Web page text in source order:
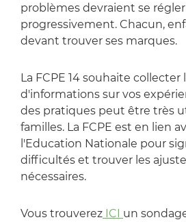
problèmes devraient se
progressivement. Chacun,
devant trouver ses marques.
La FCPE 14 souhaite
d'informations sur vos
des pratiques peut être très
familles. La FCPE est en lien
l'Education Nationale pour
difficultés et trouver les
nécessaires.
Vous trouverez ICI un